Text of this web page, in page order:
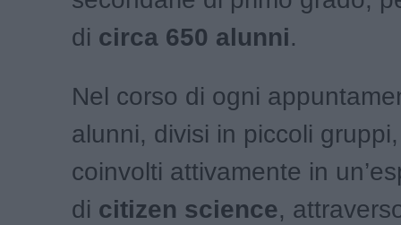
di circa 650 alunni.
Nel corso di ogni
alunni, divisi in piccoli
coinvolti attivamente in
di citizen science,